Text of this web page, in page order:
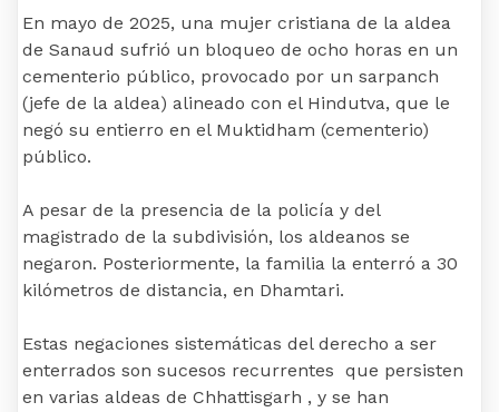
En mayo de 2025, una mujer cristiana de la aldea
de Sanaud sufrió un bloqueo de ocho horas en un
cementerio público, provocado por un sarpanch
(jefe de la aldea) alineado con el Hindutva, que le
negó su entierro en el Muktidham (cementerio)
público.
A pesar de la presencia de la policía y del
magistrado de la subdivisión, los aldeanos se
negaron. Posteriormente, la familia la enterró a 30
kilómetros de distancia, en Dhamtari.
Estas negaciones sistemáticas del derecho a ser
enterrados son sucesos recurrentes que persisten
en varias aldeas de Chhattisgarh , y se han